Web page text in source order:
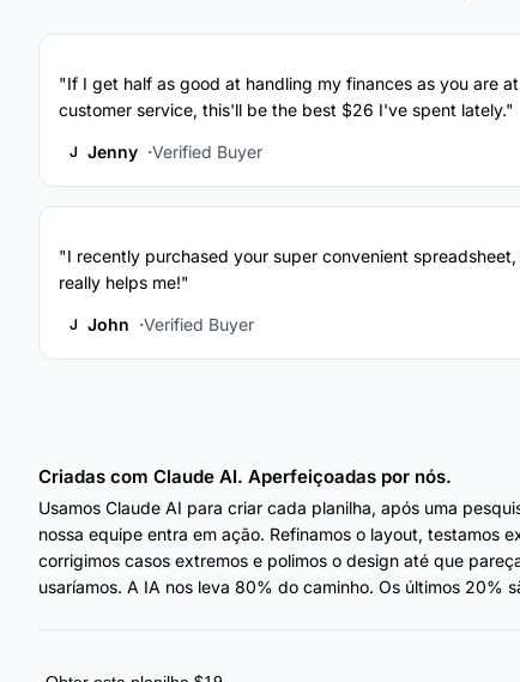
"If I get half as good at handling my finances as you are at
customer service, this'll be the best $26 I've spent lately."
J Jenny Verified Buyer
"I recently purchased your super convenient
really helps me!"
J John Verified Buyer
Criadas com Claude AI. Aperfeiçoadas por nós.
Usamos Claude AI para criar cada planilha, após uma
nossa equipe entra em ação. Refinamos o layout, testamos
corrigimos casos extremos e polimos o design até que
usaríamos. A IA nos leva 80% do caminho. Os últimos 20%